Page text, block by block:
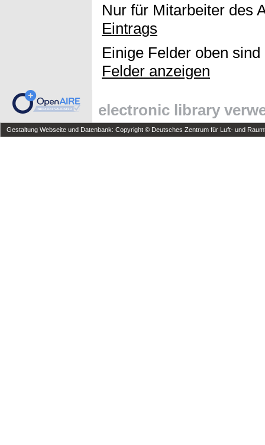
Nur für Mitarbeiter des
Eintrags
Einige Felder oben
Felder anzeigen
electronic library
Gestaltung Webseite und Datenbank: Copyright © Deutsches Zentrum für Luft- und